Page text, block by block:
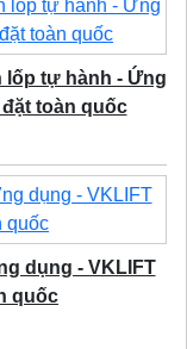
lốp tự hành - Ứng
toàn quốc
dụng - VKLIFT
quốc